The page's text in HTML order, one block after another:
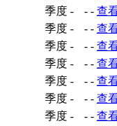
季度 - - - 查
季度 - - - 查
季度 - - - 查
季度 - - - 查
季度 - - - 查
季度 - - - 查
季度 - - - 查